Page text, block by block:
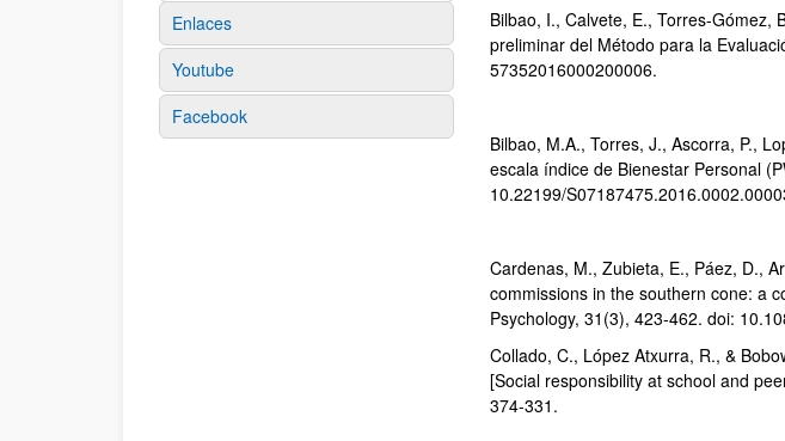
Enlaces
Youtube
Facebook
Bilbao, I., Calvete, E., Torres-Gómez,
preliminar del Método para la
57352016000200006.
Bilbao, M.A., Torres, J., Ascorra, P.,
escala índice de Bienestar Personal
10.22199/
Cardenas, M., Zubieta, E., Páez, D.,
commissions in the southern cone: a
Psychology, 31(3), 423-462. doi:
Collado, C., López Atxurra, R., &
[Social responsibility at school and
374-331.